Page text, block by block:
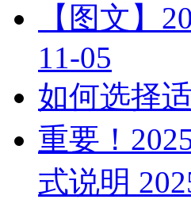
【图文】
11-05
如何选择
重要！
式说明